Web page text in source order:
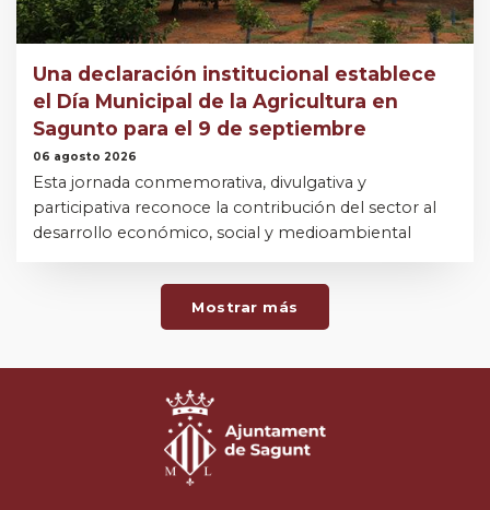
Una declaración institucional establece
el Día Municipal de la Agricultura en
Sagunto para el 9 de septiembre
06 agosto 2026
Esta jornada conmemorativa, divulgativa y
participativa reconoce la contribución del sector al
desarrollo económico, social y medioambiental
Mostrar más